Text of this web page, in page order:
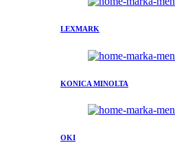
LEXMARK
KONICA MINOLTA
OKI